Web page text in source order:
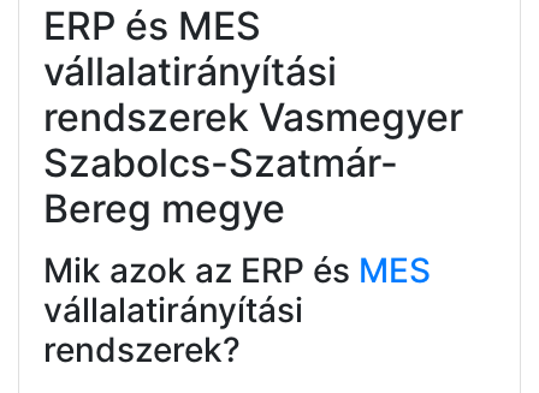
ERP és MES
vállalatirányítási
rendszerek Vasmegyer
Szabolcs-Szatmár-
Bereg megye
Mik azok az ERP és MES
vállalatirányítási
rendszerek?